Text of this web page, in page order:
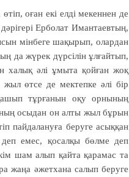
оған екі елді мекеннен де
Ерболат Имантаевтың,
мінбеге шақырып, олар­дан
да жүрек дүр­сілін ұлғайтып,
халық әлі ұмыта қойған жоқ
өтсе де мектепке әлі бір
тұрғанын оқу орнының
осыдан он алты жыл бұрын
пайдалануға беруге асыққан
деп емес, қосалқы бөлме деп
шам алып қайта қарамас та
жаңа әжетхана салып беруге